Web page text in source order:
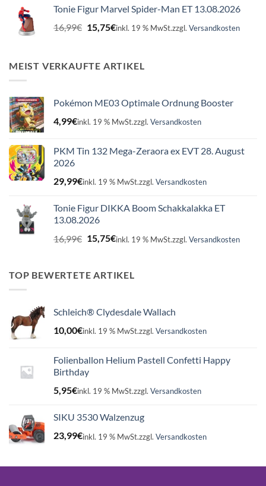
16,99€15,75€.
Tonie Figur Marvel Spider-Man ET 13.08.2026
16,99€ Ursprünglicher
Preis
16,99€
15,75€Aktueller
15,75€.
inkl. 19 % MwSt.zzgl. Versandkosten
MEIST VERKAUFTE ARTIKEL
Pokémon ME03 Optimale Ordnung Booster
4,99€inkl. 19 % MwSt.zzgl. Versandkosten
PKM Tin 132 Mega-Zeraora ex EVT 28. August
2026
29,99€inkl. 19 % MwSt.zzgl. Versandkosten
Tonie Figur DIKKA Boom Schakkalakka ET
13.08.2026
16,99€ Ursprünglicher
16,99€
15,75€Aktueller
15,75€.
inkl. 19 % MwSt.zzgl. Versandkosten
TOP BEWERTETE ARTIKEL
Schleich® Clydesdale Wallach
10,00€inkl. 19 % MwSt.zzgl. Versandkosten
Folienballon Helium Pastell Confetti Happy
Birthday
5,95€inkl. 19 % MwSt.zzgl. Versandkosten
SIKU 3530 Walzenzug
23,99€inkl. 19 % MwSt.zzgl. Versandkosten